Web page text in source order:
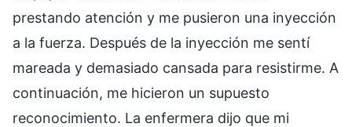
prestando atención y me pusieron una inyección
a la fuerza. Después de la inyección me sentí
mareada y demasiado cansada para resistirme. A
continuación, me hicieron un supuesto
reconocimiento. La enfermera dijo que mi